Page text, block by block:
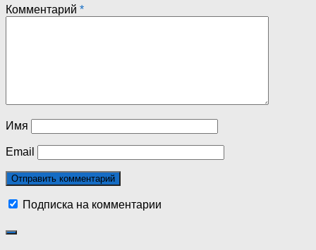
Комментарий *
Имя
Email
Подписка на комментарии